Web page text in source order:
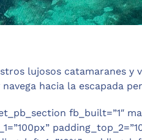
lujosos catamaranes
hacia la escapada
fb_built=”1″